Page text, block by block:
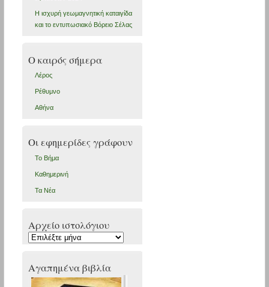
Η ισχυρή γεωμαγνητική καταιγίδα
και το εντυπωσιακό Βόρειο Σέλας
Ο καιρός σήμερα
Λέρος
Ρέθυμνο
Αθήνα
Οι εφημερίδες γράφουν
Το Βήμα
Καθημερινή
Τα Νέα
Αρχείο ιστολόγιου
Αρχείο
Αγαπημένα βιβλία